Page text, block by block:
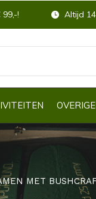
! Altijd
MET